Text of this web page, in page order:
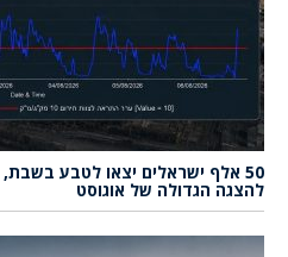
50 אלף ישראלים יצאו לטבע
להצגה הגדולה של אוגוסט